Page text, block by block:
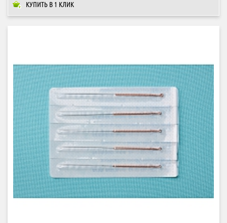
КУПИТЬ В 1 КЛИК